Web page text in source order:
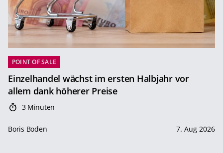
POINT OF SALE
Einzelhandel wächst im ersten Halbjahr vor
allem dank höherer Preise
3 Minuten
Boris Boden 7. Aug 2026